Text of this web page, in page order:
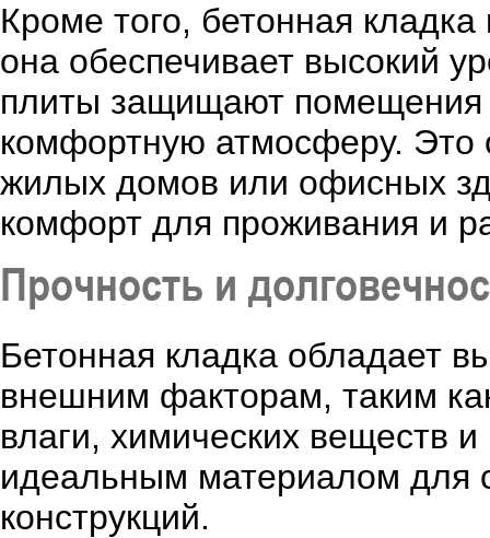
Кроме того, бетонная
она обеспечивает высокий
плиты защищают помещения
комфортную атмосферу. Это
жилых домов или офисных
комфорт для проживания и
Прочность и
Бетонная кладка обладает
внешним факторам, таким
влаги, химических веществ
идеальным материалом для
конструкций.